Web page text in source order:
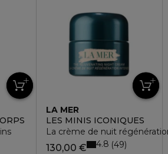
LA MER
LES MINIS ICONIQUES
La crème de nuit
130,00 € 4.8 49